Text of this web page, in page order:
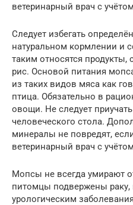
ветеринарный врач с
Следует избегать
натуральном кормлении и
таким относятся
рис. Основой питания
из таких видов мяса как
птица. Обязательно в
овощи. Не следует
человеческого стола.
минералы не повредят,
ветеринарный врач с
Мопсы не всегда умирают
питомцы подвержены раку,
урологическим